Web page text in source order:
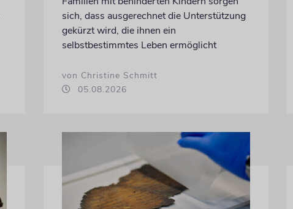
sich, dass ausgerechnet die Unterstützung
gekürzt wird, die ihnen ein
selbstbestimmtes Leben ermöglicht
von Christine Schmitt
05.08.2026